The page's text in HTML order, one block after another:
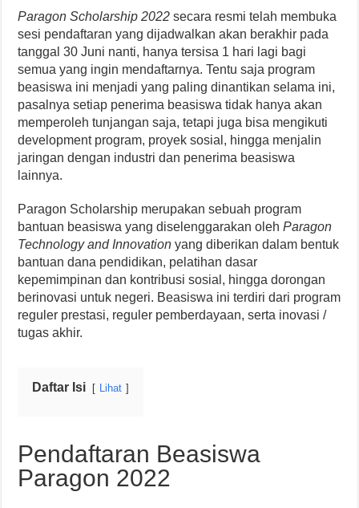
Paragon Scholarship 2022 secara resmi telah membuka
sesi pendaftaran yang dijadwalkan akan berakhir pada
tanggal 30 Juni nanti, hanya tersisa 1 hari lagi bagi
semua yang ingin mendaftarnya. Tentu saja program
beasiswa ini menjadi yang paling dinantikan selama ini,
pasalnya setiap penerima beasiswa tidak hanya akan
memperoleh tunjangan saja, tetapi juga bisa mengikuti
development program, proyek sosial, hingga menjalin
jaringan dengan industri dan penerima beasiswa
lainnya.
Paragon Scholarship merupakan sebuah program
bantuan beasiswa yang diselenggarakan olehParagon
Technology and Innovation yang diberikan dalam bentuk
bantuan dana pendidikan, pelatihan dasar
kepemimpinan dan kontribusi sosial, hingga dorongan
berinovasi untuk negeri. Beasiswa ini terdiri dari program
reguler prestasi, reguler pemberdayaan, serta inovasi /
tugas akhir.
Daftar Isi Lihat
Pendaftaran Beasiswa
Paragon 2022